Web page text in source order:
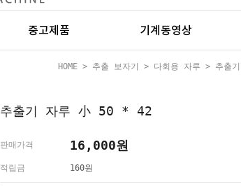
중고제품 기계동영상
HOME > 추출 보자기 > 다회용 자루 > 추출
추출기 자루 小 50 * 42
판매가격 16,000원
적립금 160원